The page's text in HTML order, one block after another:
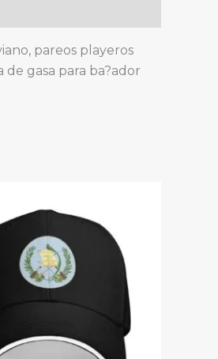
pareos playeros
de gasa para ba?ador